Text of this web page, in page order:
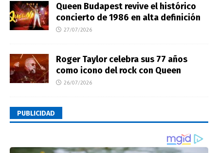
Queen Budapest revive el histórico
concierto de 1986 en alta definición
27/07/2026
Roger Taylor celebra sus 77 años
como icono del rock con Queen
26/07/2026
PUBLICIDAD